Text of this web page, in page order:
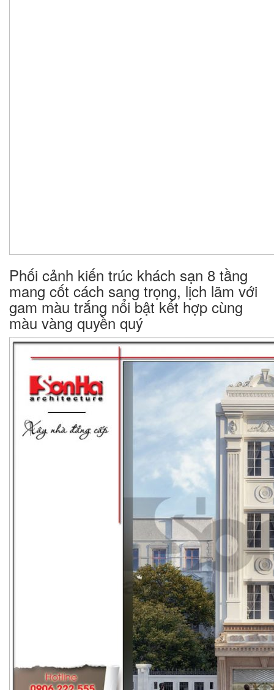
Phối cảnh kiến trúc khách sạn 8 tầng
mang cốt cách sang trọng, lịch lãm với
gam màu trắng nổi bật kết hợp cùng
màu vàng quyền quý